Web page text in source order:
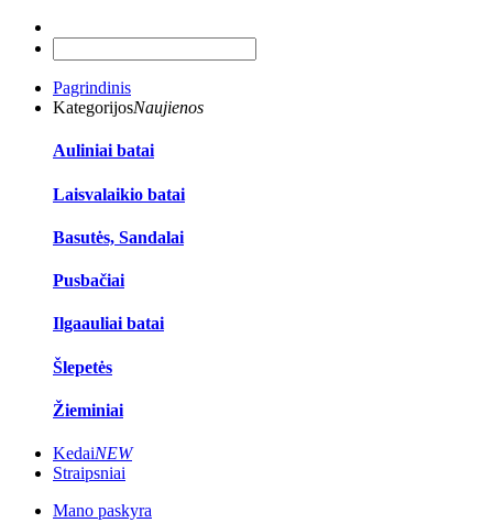
Pagrindinis
KategorijosNaujienos
Auliniai batai
Laisvalaikio batai
Basutės, Sandalai
Pusbačiai
Ilgaauliai batai
Šlepetės
Žieminiai
KedaiNEW
Straipsniai
Mano paskyra